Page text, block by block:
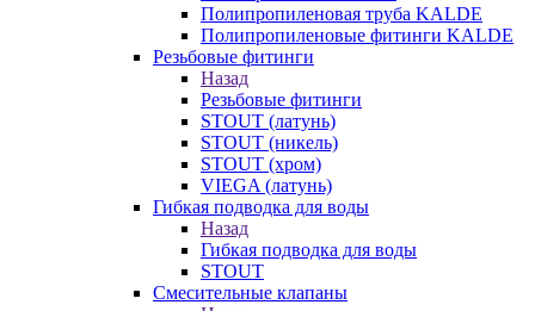
Полипропиленовая труба KALDE
Полипропиленовые фитинги KALDE
Резьбовые фитинги
Назад
Резьбовые фитинги
STOUT (латунь)
STOUT (никель)
STOUT (хром)
VIEGA (латунь)
Гибкая подводка для воды
Назад
Гибкая подводка для воды
STOUT
Смесительные клапаны